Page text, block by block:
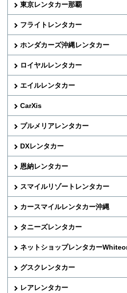
東京レンタカー那覇
フライトレンタカー
ホンダカーズ沖縄レンタカー
ロイヤルレンタカー
エイルレンタカー
CarXis
プルメリアレンタカー
DXレンタカー
恩納レンタカー
スマイルリゾートレンタカー
カースマイルレンタカー沖縄
タニーズレンタカー
ネットショップレンタカー
グスクレンタカー
レアレンタカー